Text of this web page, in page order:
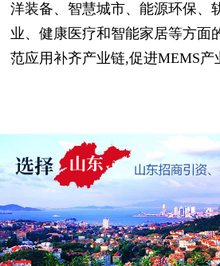
洋装备、智慧城市、能源环保、
业、健康医疗和智能家居等方面
范应用补齐产业链,促进MEMS产